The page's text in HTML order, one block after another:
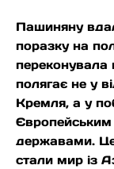
Пашиняну
поразку на
переконувала
полягає не у
Кремля, а у
державами.
стали мир із